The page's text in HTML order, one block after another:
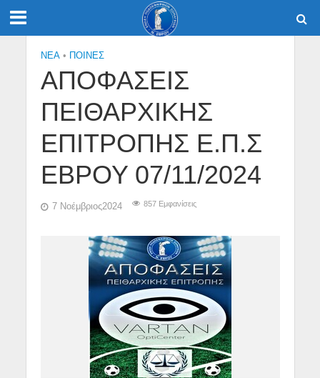
NEA • ΠΟΙΝΕΣ
ΑΠΟΦΑΣΕΙΣ
ΠΕΙΘΑΡΧΙΚΗΣ
ΕΠΙΤΡΟΠΗΣ Ε.Π.Σ
ΕΒΡΟΥ 07/11/2024
7 Νοέμβριος2024 857 Εμφανίσεις